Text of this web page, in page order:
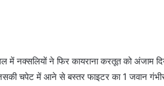
n नक्सलियों ने फिर कायराना करतूत को अंजाम
चपेट में आने से बस्तर फाइटर का 1 जवान